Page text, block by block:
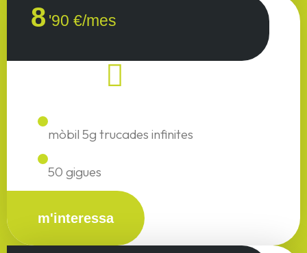
8 '90 €/mes
mòbil 5g trucades infinites
50 gigues
m'interessa